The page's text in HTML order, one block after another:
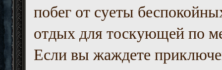
побег от суеты
отдых для тоскующей по
Если вы жаждете